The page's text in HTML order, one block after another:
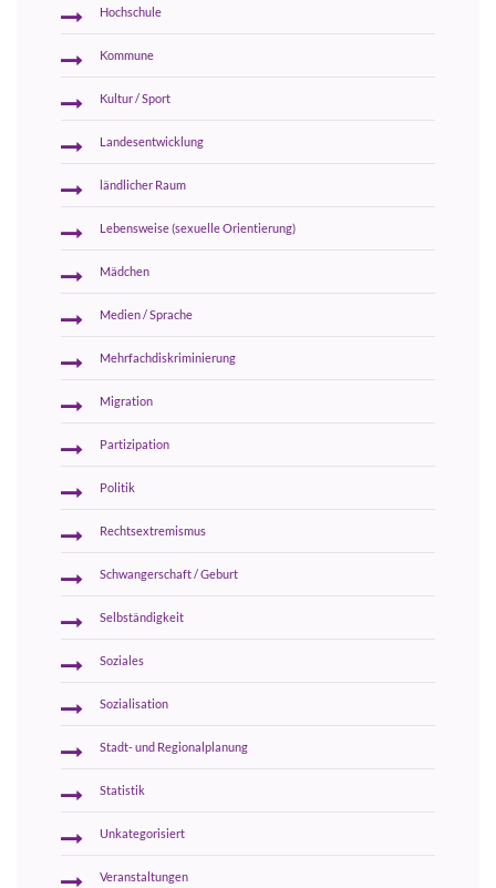
Hochschule
Kommune
Kultur / Sport
Landesentwicklung
ländlicher Raum
Lebensweise (sexuelle Orientierung)
Mädchen
Medien / Sprache
Mehrfachdiskriminierung
Migration
Partizipation
Politik
Rechtsextremismus
Schwangerschaft / Geburt
Selbständigkeit
Soziales
Sozialisation
Stadt- und Regionalplanung
Statistik
Unkategorisiert
Veranstaltungen